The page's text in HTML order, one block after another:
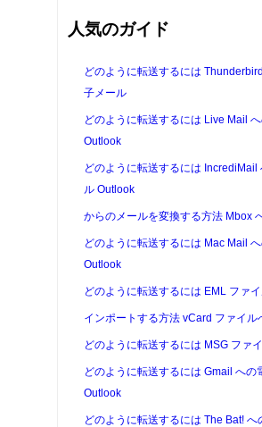
人気のガイド
どのように転送するには Thunderbird
子メール
どのように転送するには Live Mail
Outlook
どのように転送するには IncrediMail
ル Outlook
からのメールを変換する方法 Mbox
どのように転送するには Mac Mail
Outlook
どのように転送するには EML ファ
インポートする方法 vCard ファイル
どのように転送するには MSG ファ
どのように転送するには Gmail への
Outlook
どのように転送するには The Bat! へ